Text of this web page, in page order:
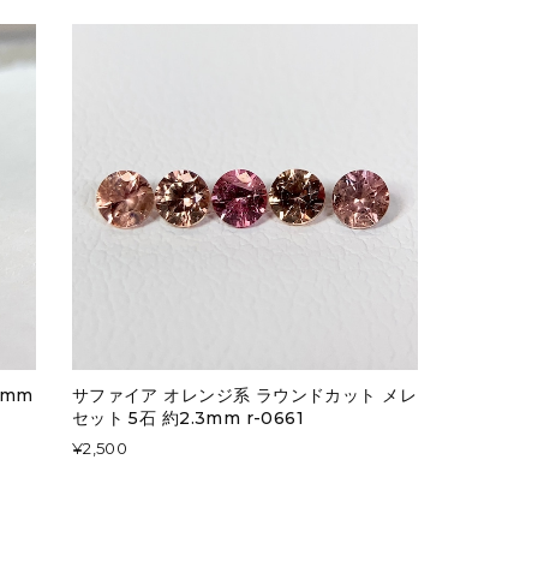
サファイア オレンジ系 ラウンドカット メレ
セット 5石 約2.3mm r-0661
¥2,500